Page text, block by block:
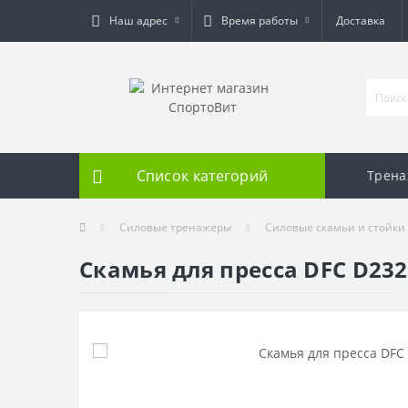
Наш адрес Время работы Доставка
Список категорий
Силовые тренажеры Силовые скамьи и стойки
Скамья для пресса DFC